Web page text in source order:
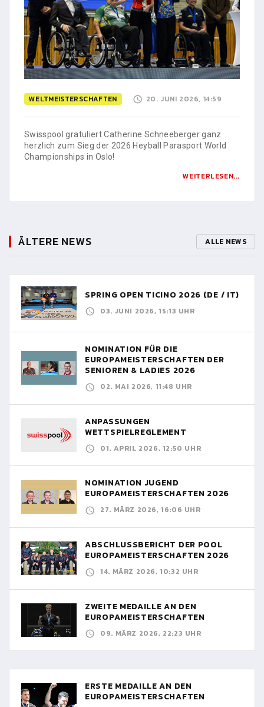
WELTMEISTERSCHAFTEN 20. JUNI 2026, 14:59
Swisspool gratuliert Catherine Schneeberger ganz
herzlich zum Sieg der 2026 Heyball Parasport World
Championships in Oslo!
WEITERLESEN...
ÄLTERE NEWS ALLE NEWS
SPRING OPEN TICINO 2026 (DE / IT)
03. JUNI 2026, 15:13 UHR
NOMINATION FÜR DIE
EUROPAMEISTERSCHAFTEN DER
SENIOREN & LADIES 2026
02. MAI 2026, 11:48 UHR
ANPASSUNGEN
WETTSPIELREGLEMENT
01. APRIL 2026, 12:50 UHR
NOMINATION JUGEND
EUROPAMEISTERSCHAFTEN 2026
27. MÄRZ 2026, 16:06 UHR
ABSCHLUSSBERICHT DER POOL
EUROPAMEISTERSCHAFTEN 2026
14. MÄRZ 2026, 10:32 UHR
ZWEITE MEDAILLE AN DEN
EUROPAMEISTERSCHAFTEN
09. MÄRZ 2026, 22:23 UHR
ERSTE MEDAILLE AN DEN
EUROPAMEISTERSCHAFTEN